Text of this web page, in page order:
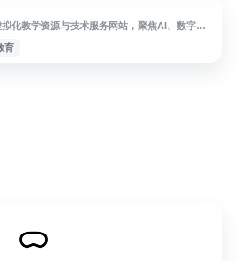
化教学资源与技术服务网站，聚焦AI、数字
XR等方向。平台以多数字人和沉浸式虚拟环境
化学习和数字化教育应用，适用于关注XR教
育